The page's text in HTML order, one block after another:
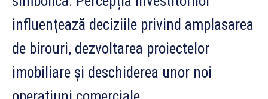
influențează deciziile privind amplasarea
de birouri, dezvoltarea proiectelor
imobiliare și deschiderea unor noi